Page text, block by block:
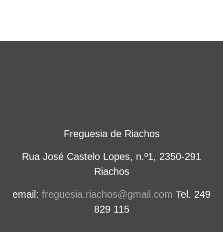
Freguesia de Riachos
Rua José Castelo Lopes, n.º1, 2350-291
Riachos
email: freguesia.riachos@gmail.com Tel. 249
829 115